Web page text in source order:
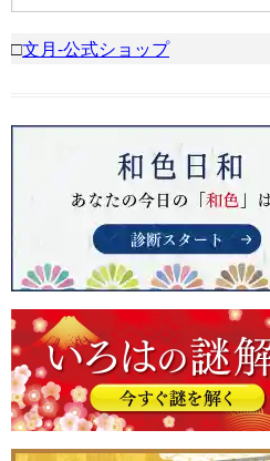
□文月-公式ショップ